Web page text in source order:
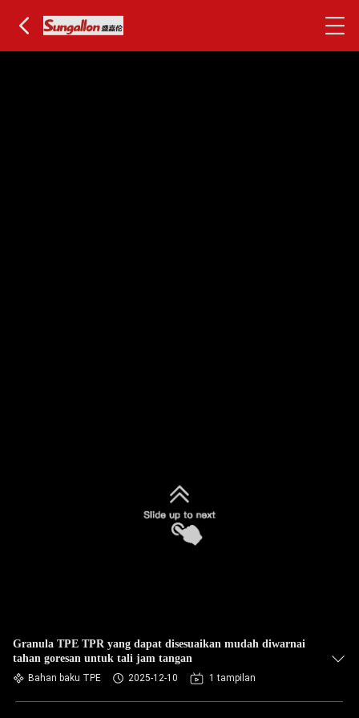
Granula TPE TPR yang dapat disesuaikan mudah diwarnai
tahan goresan untuk tali jam tangan
Bahan baku TPE 2025-12-10 1 tampilan